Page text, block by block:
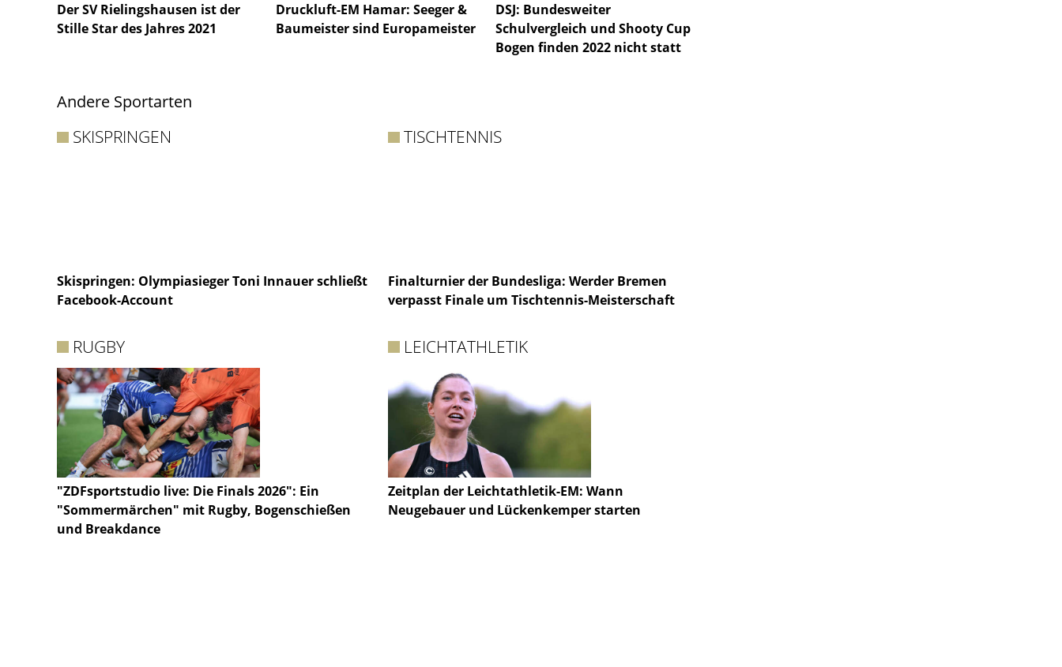
Der SV Rielingshausen ist der
Stille Star des Jahres 2021
Druckluft-EM Hamar: Seeger &
Baumeister sind Europameister
DSJ: Bundesweiter
Schulvergleich und Shooty Cup
Bogen finden 2022 nicht statt
Andere Sportarten
SKISPRINGEN
Skispringen: Olympiasieger Toni Innauer schließt
Facebook-Account
TISCHTENNIS
Finalturnier der Bundesliga: Werder Bremen
verpasst Finale um Tischtennis-Meisterschaft
RUGBY
"ZDFsportstudio live: Die Finals 2026": Ein
"Sommermärchen" mit Rugby, Bogenschießen
und Breakdance
LEICHTATHLETIK
Zeitplan der Leichtathletik-EM: Wann
Neugebauer und Lückenkemper starten